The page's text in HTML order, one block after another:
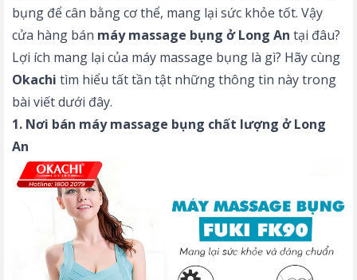
bụng để cân bằng cơ thể, mang lại sức khỏe tốt. Vậy
cửa hàng bán máy massage bụng ở Long An tại đâu?
Lợi ích mang lại của máy massage bụng là gì? Hãy cùng
Okachi tìm hiểu tất tần tật những thông tin này trong
bài viết dưới đây.
1. Nơi bán máy massage bụng chất lượng ở Long
An